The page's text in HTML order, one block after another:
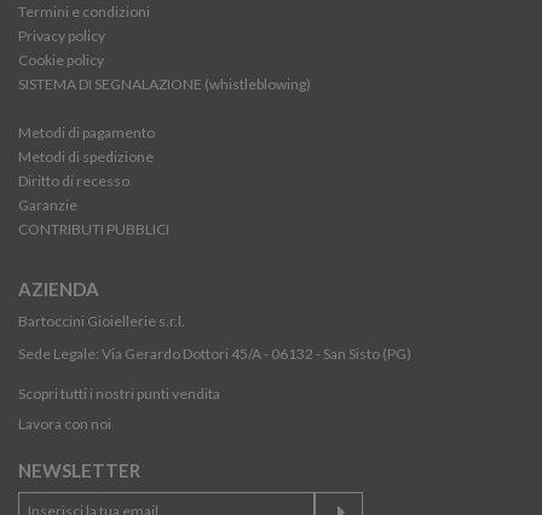
Termini e condizioni
Privacy policy
Cookie policy
SISTEMA DI SEGNALAZIONE (whistleblowing)
Metodi di pagamento
Metodi di spedizione
Diritto di recesso
Garanzie
CONTRIBUTI PUBBLICI
AZIENDA
Bartoccini Gioiellerie s.r.l.
Sede Legale: Via Gerardo Dottori 45/A - 06132 - San Sisto (PG)
Scopri tutti i nostri punti vendita
Lavora con noi
NEWSLETTER